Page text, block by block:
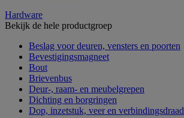
Hardware
Bekijk de hele productgroep
Beslag voor deuren, vensters en poorten
Bevestigingsmagneet
Bout
Brievenbus
Deur-, raam- en meubelgrepen
Dichting en borgringen
Dop, inzetstuk, veer en verbindingsdraad